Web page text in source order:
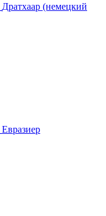
Дратхаар (немецкий
Евразиер